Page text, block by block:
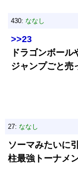
430: ななし
>>23
ドラゴンボール
ジャンプごと売
27: ななし
ソーマみたいに
柱最強トーナメ